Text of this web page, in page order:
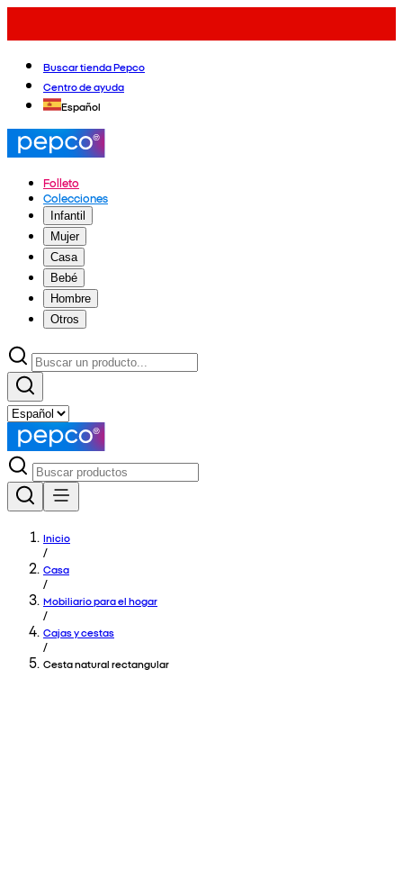
Buscar tienda Pepco
Centro de ayuda
Español
Folleto
Colecciones
Infantil
Mujer
Casa
Bebé
Hombre
Otros
Inicio
/
Casa
/
Mobiliario para el hogar
/
Cajas y cestas
/
Cesta natural rectangular